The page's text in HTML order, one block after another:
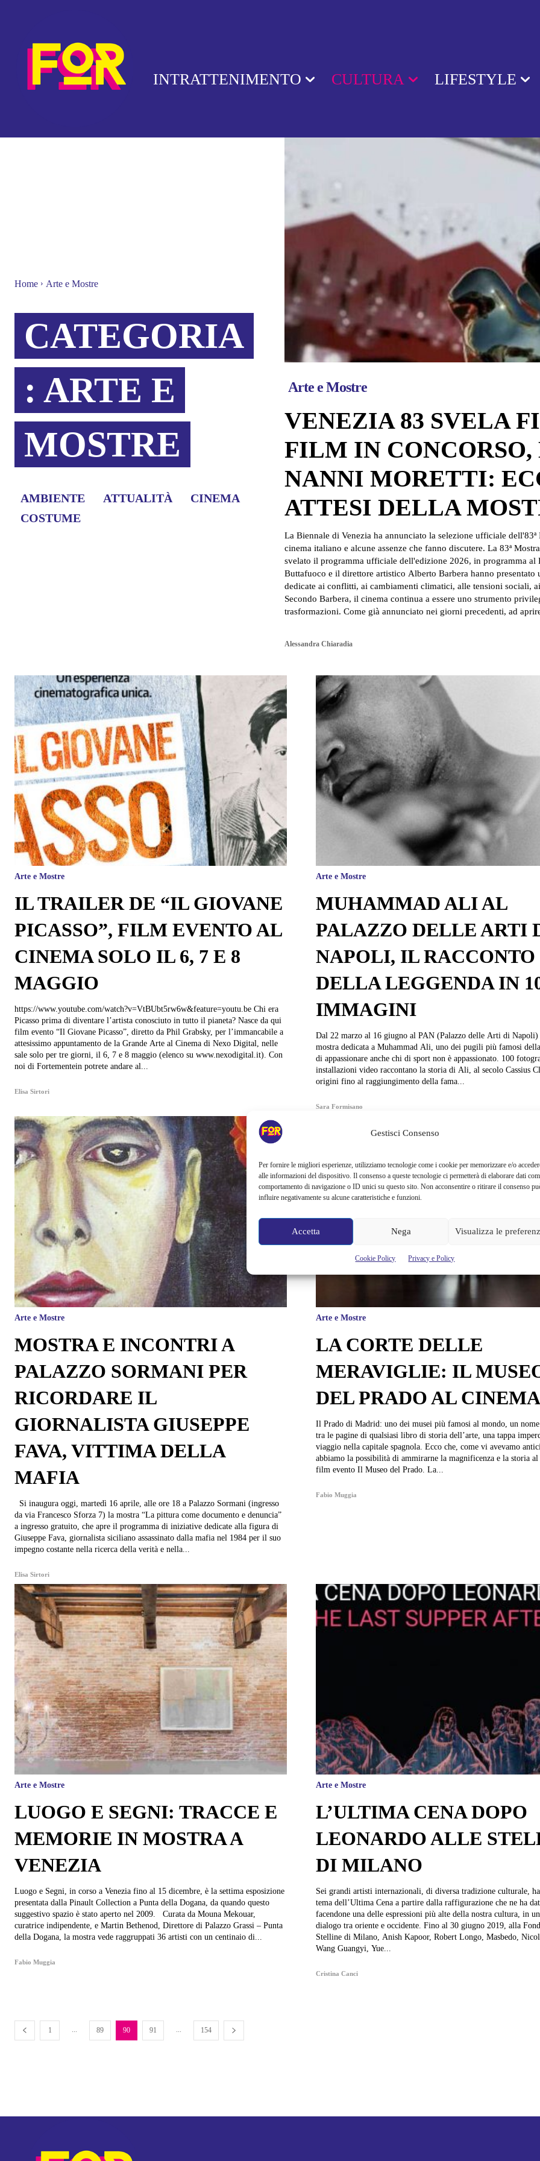
Gestisci Consenso
Per fornire le migliori esperienze, utilizziamo tecnologie come i cookie per memorizzare e/o
alle informazioni del dispositivo. Il consenso a queste tecnologie ci permetterà di elaborare dati
comportamento di navigazione o ID unici su questo sito. Non acconsentire o ritirare il consenso
influire negativamente su alcune caratteristiche e funzioni.
Accetta Nega Visualizza le
Cookie Policy Privacy e Policy
INTRATTENIMENTO CULTURA LIFESTYLE
Home Arte e Mostre
CATEGORIA
: ARTE E
MOSTRE
AMBIENTE ATTUALITÀ
CINEMA
COSTUME
Arte e Mostre
VENEZIA 83 SVELA
FILM IN
NANNI MORETTI:
ATTESI DELLA
La Biennale di Venezia ha annunciato la selezione ufficiale
cinema italiano e alcune assenze che fanno discutere. La 83ª Mostra Internazionale d'Arte Cinematografica di Venezia ha finalmente
svelato il programma ufficiale dell'edizione 2026, in programma
Buttafuoco e il direttore artistico Alberto Barbera hanno presentato
dedicate ai conflitti, ai cambiamenti climatici, alle tensioni sociali,
Secondo Barbera, il cinema continua a essere uno strumento
trasformazioni. Come già annunciato nei giorni precedenti,
Alessandra Chiaradia
Arte e Mostre
IL TRAILER DE “IL GIOVANE
PICASSO”, FILM EVENTO AL
CINEMA SOLO IL 6, 7 E 8
MAGGIO
https://www.youtube.com/watch?v=VtBUbt5rw6w&feature=youtu.be Chi era
Picasso prima di diventare l’artista conosciuto in tutto il pianeta? Nasce da qui
film evento “Il Giovane Picasso”, diretto da Phil Grabsky, per l’immancabile a
attesissimo appuntamento de la Grande Arte al Cinema di Nexo Digital, nelle
sale solo per tre giorni, il 6, 7 e 8 maggio (elenco su www.nexodigital.it). Con
noi di Fortementein potrete andare al...
Elisa Sirtori
Arte e Mostre
MUHAMMAD ALI AL
PALAZZO DELLE ARTI
NAPOLI, IL RACCONTO
DELLA LEGGENDA IN
IMMAGINI
Dal 22 marzo al 16 giugno al PAN (Palazzo delle Arti di Napoli)
mostra dedicata a Muhammad Ali, uno dei pugili più famosi
di appassionare anche chi di sport non è appassionato. 100
installazioni video raccontano la storia di Ali, al secolo Cassius
origini fino al raggiungimento della fama...
Sara Formisano
Arte e Mostre
MOSTRA E INCONTRI A
PALAZZO SORMANI PER
RICORDARE IL
GIORNALISTA GIUSEPPE
FAVA, VITTIMA DELLA
MAFIA
da via Francesco Sforza 7) la mostra “La pittura come documento e denuncia”
a ingresso gratuito, che apre il programma di iniziative dedicate alla figura di
Giuseppe Fava, giornalista siciliano assassinato dalla mafia nel 1984 per il suo
impegno costante nella ricerca della verità e nella...
Elisa Sirtori
Arte e Mostre
LA CORTE DELLE
MERAVIGLIE: IL
DEL PRADO AL CINEMA
Il Prado di Madrid: uno dei musei più famosi al mondo, un
tra le pagine di qualsiasi libro di storia dell’arte, una tappa
viaggio nella capitale spagnola. Ecco che, come vi avevamo
abbiamo la possibilità di ammirarne la magnificenza e la storia
film evento Il Museo del Prado. La...
Fabio Muggia
Arte e Mostre
LUOGO E SEGNI: TRACCE E
MEMORIE IN MOSTRA A
VENEZIA
Luogo e Segni, in corso a Venezia fino al 15 dicembre, è la settima esposizione
presentata dalla Pinault Collection a Punta della Dogana, da quando questo
suggestivo spazio è stato aperto nel 2009. Curata da Mouna Mekouar,
curatrice indipendente, e Martin Bethenod, Direttore di Palazzo Grassi – Punta
della Dogana, la mostra vede raggruppati 36 artisti con un centinaio di...
Fabio Muggia
Arte e Mostre
L’ULTIMA CENA DOPO
LEONARDO ALLE
DI MILANO
Sei grandi artisti internazionali, di diversa tradizione culturale,
tema dell’Ultima Cena a partire dalla raffigurazione che ne ha
facendone una delle espressioni più alte della nostra cultura, in
dialogo tra oriente e occidente. Fino al 30 giugno 2019, alla Fondazione
Stelline di Milano, Anish Kapoor, Robert Longo, Masbedo,
Wang Guangyi, Yue...
Cristina Canci
1 89 90 91 154